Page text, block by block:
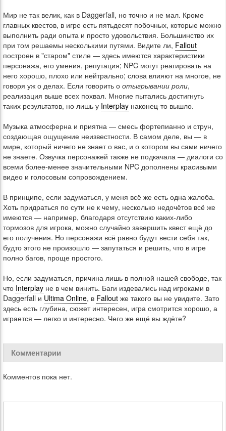
Мир не так велик, как в Daggerfall, но точно и не мал. Кроме
главных квестов, в игре есть пятьдесят побочных, которые можно
выполнить ради опыта и просто удовольствия. Большинство их
при том решаемы несколькими путями. Видите ли, Fallout
построен в "старом" стиле — здесь имеются характеристики
персонажа, его умения, репутация; NPC могут реагировать на
него хорошо, плохо или нейтрально; слова влияют на многое, не
говоря уж о делах. Если говорить о отыгрывании роли,
реализация выше всех похвал. Многие пытались достигнуть
таких результатов, но лишь у Interplay наконец-то вышло.
Музыка атмосферна и приятна — смесь фортепианно и струн,
создающая ощущение неизвестности. В самом деле, вы — в
мире, который ничего не знает о вас, и о котором вы сами ничего
не знаете. Озвучка персонажей также не подкачала — диалоги со
всеми более-менее значительными NPC дополнены красивыми
видео и голосовым сопровождением.
В принципе, если задуматься, у меня всё же есть одна жалоба.
Хоть придраться по сути не к чему, несколько недочётов всё же
имеются — например, благодаря отсутствию каких-либо
тормозов для игрока, можно случайно завершить квест ещё до
его получения. Но персонажи всё равно будут вести себя так,
будто этого не произошло — запутаться и решить, что в игре
полно багов, проще простого.
Но, если задуматься, причина лишь в полной нашей свободе, так
что Interplay не в чем винить. Баги издевались над игроками в
Daggerfall и Ultima Online, в Fallout же такого вы не увидите. Зато
здесь есть глубина, сюжет интересен, игра смотрится хорошо, а
играется — легко и интересно. Чего же ещё вы ждёте?
Комментарии
Комментов пока нет.